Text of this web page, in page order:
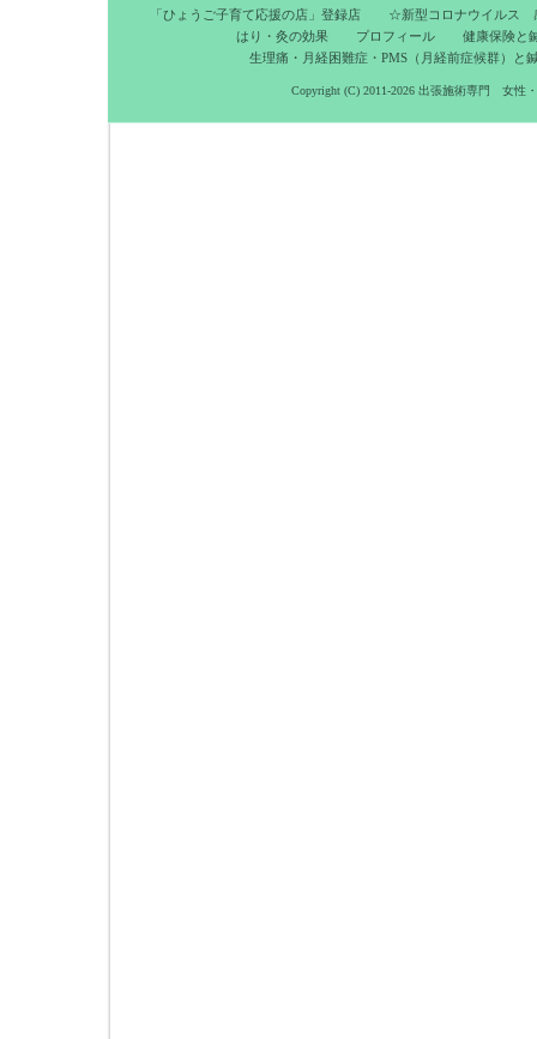
「ひょうご子育て応援の店」登録店
☆新型コロナウイルス
はり・灸の効果
プロフィール
健康保険と
生理痛・月経困難症・PMS（月経前症候群）と
Copyright (C) 2011-2026 出張施術専門 女性